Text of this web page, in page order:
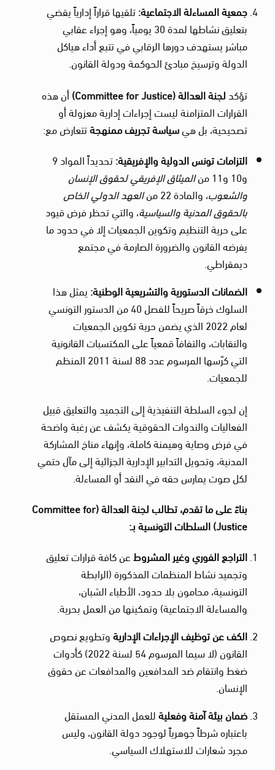
جمعية المساءلة الاجتماعية:تلقيها قراراً إدارياً يقضي
بتعليق نشاطها لمدة 30 يومياً، وهو إجراء عقابي
مباشر يستهدف دورها الرقابي في تتبع أداء هياكل
الدولة وترسيخ مبادئ الحوكمة ودولة القانون.
تؤكدلجنة العدالة(Committee for Justice)
أن هذه
القرارات المتزامنة ليست إجراءات إدارية معزولة أو
تصحيحية، بل هيسياسة تجريف ممنهجةتتعارض مع:
التزامات تونس الدولية والإفريقية:
تحديداً المواد 9
و10 و11 من
الميثاق الإفريقي لحقوق الإنسان
والشعوب، والمادة 22 من
العهد الدولي الخاص
بالحقوق المدنية والسياسية، والتي تحظر فرض قيود
على حرية التنظيم وتكوين الجمعيات إلا في حدود ما
يفرضه القانون والضرورة الصارمة في مجتمع
ديمقراطي.
الضمانات الدستورية والتشريعية الوطنية:يمثل هذا
السلوك خرقاً صريحاً للفصل 40 من الدستور التونسي
لعام 2022 الذي يضمن حرية تكوين الجمعيات
والنقابات، والتفافاً قمعياً على المكتسبات القانونية
التي كرّسها المرسوم عدد 88 لسنة 2011 المنظم
للجمعيات.
إن لجوء السلطة التنفيذية إلى التجميد والتعليق قبيل
الفعاليات والندوات الحقوقية يكشف عن رغبة واضحة
في فرض وصاية وهيمنة كاملة، وإنهاء مناخ المشاركة
المدنية، وتحويل التدابير الإدارية الجزائية إلى مآل حتمي
لكل صوت يمارس حقه في النقد أو المساءلة.
بناءً على ما تقدم، تطالب لجنة العدالة (Committee for
Justice) السلطات التونسية بـ:
التراجع الفوري وغير المشروطعن كافة قرارات تعليق
وتجميد نشاط المنظمات المذكورة (الرابطة
التونسية، محامون بلا حدود، الأطباء الشبان،
والمساءلة الاجتماعية) وتمكينها من العمل بحرية.
الكف عن توظيف الإجراءات الإداريةوتطويع نصوص
القانون (لا سيما المرسوم 54 لسنة 2022) كأدوات
ضغط وانتقام ضد المدافعين والمدافعات عن حقوق
الإنسان.
ضمان بيئة آمنة وفعليةللعمل المدني المستقل
باعتباره شرطاً جوهرياً لوجود دولة القانون، وليس
مجرد شعارات للاستهلاك السياسي.